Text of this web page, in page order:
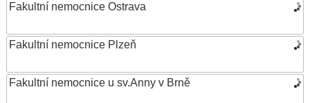
Fakultní nemocnice Ostrava
Fakultní nemocnice Plzeň
Fakultní nemocnice u sv.Anny v Brně